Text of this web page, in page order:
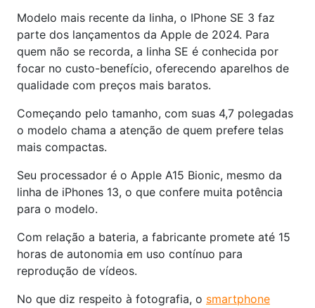
Modelo mais recente da linha, o IPhone SE 3 faz
parte dos lançamentos da Apple de 2024. Para
quem não se recorda, a linha SE é conhecida por
focar no custo-benefício, oferecendo aparelhos de
qualidade com preços mais baratos.
Começando pelo tamanho, com suas 4,7 polegadas
o modelo chama a atenção de quem prefere telas
mais compactas.
Seu processador é o Apple A15 Bionic, mesmo da
linha de iPhones 13, o que confere muita potência
para o modelo.
Com relação a bateria, a fabricante promete até 15
horas de autonomia em uso contínuo para
reprodução de vídeos.
No que diz respeito à fotografia, o smartphone